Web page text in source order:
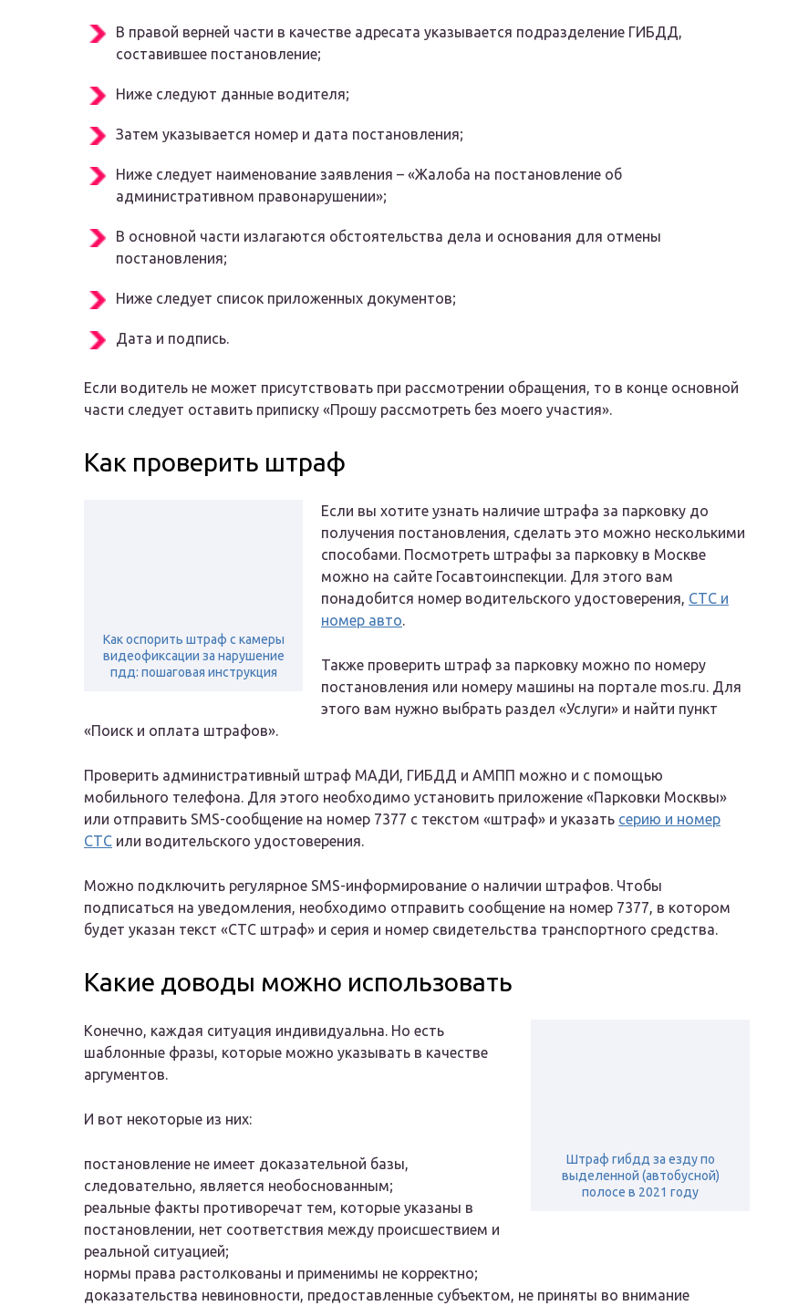
В правой верней части в качестве адресата указывается подразделение ГИБДД,
составившее постановление;
Ниже следуют данные водителя;
Затем указывается номер и дата постановления;
Ниже следует наименование заявления – «Жалоба на постановление об
административном правонарушении»;
В основной части излагаются обстоятельства дела и основания для отмены
постановления;
Ниже следует список приложенных документов;
Дата и подпись.
Если водитель не может присутствовать при рассмотрении обращения, то в конце основной
части следует оставить приписку «Прошу рассмотреть без моего участия».
Как проверить штраф
Как оспорить штраф с камеры
видеофиксации за нарушение
пдд: пошаговая инструкция
Если вы хотите узнать наличие штрафа за парковку до
получения постановления, сделать это можно несколькими
способами. Посмотреть штрафы за парковку в Москве
можно на сайте Госавтоинспекции. Для этого вам
понадобится номер водительского удостоверения, СТС и
номер авто.
Также проверить штраф за парковку можно по номеру
постановления или номеру машины на портале mos.ru. Для
этого вам нужно выбрать раздел «Услуги» и найти пункт
«Поиск и оплата штрафов».
Проверить административный штраф МАДИ, ГИБДД и АМПП можно и с помощью
мобильного телефона. Для этого необходимо установить приложение «Парковки Москвы»
или отправить SMS-сообщение на номер 7377 с текстом «штраф» и указать серию и номер
СТС или водительского удостоверения.
Можно подключить регулярное SMS-информирование о наличии штрафов. Чтобы
подписаться на уведомления, необходимо отправить сообщение на номер 7377, в котором
будет указан текст «СТС штраф» и серия и номер свидетельства транспортного средства.
Какие доводы можно использовать
Штраф гибдд за езду по
выделенной (автобусной)
полосе в 2021 году
Конечно, каждая ситуация индивидуальна. Но есть
шаблонные фразы, которые можно указывать в качестве
аргументов.
И вот некоторые из них:
постановление не имеет доказательной базы,
следовательно, является необоснованным;
реальные факты противоречат тем, которые указаны в
постановлении, нет соответствия между происшествием и
реальной ситуацией;
нормы права растолкованы и применимы не корректно;
доказательства невиновности, предоставленные субъектом, не приняты во внимание